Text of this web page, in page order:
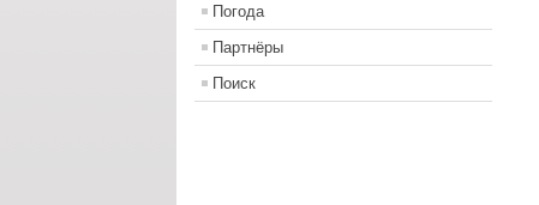
Погода
Партнёры
Поиск